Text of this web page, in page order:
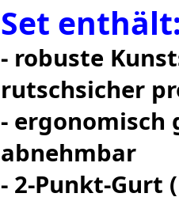
Set
- robuste
rutschsicher
- ergonomisch
abnehmbar
- 2-Punkt-Gurt